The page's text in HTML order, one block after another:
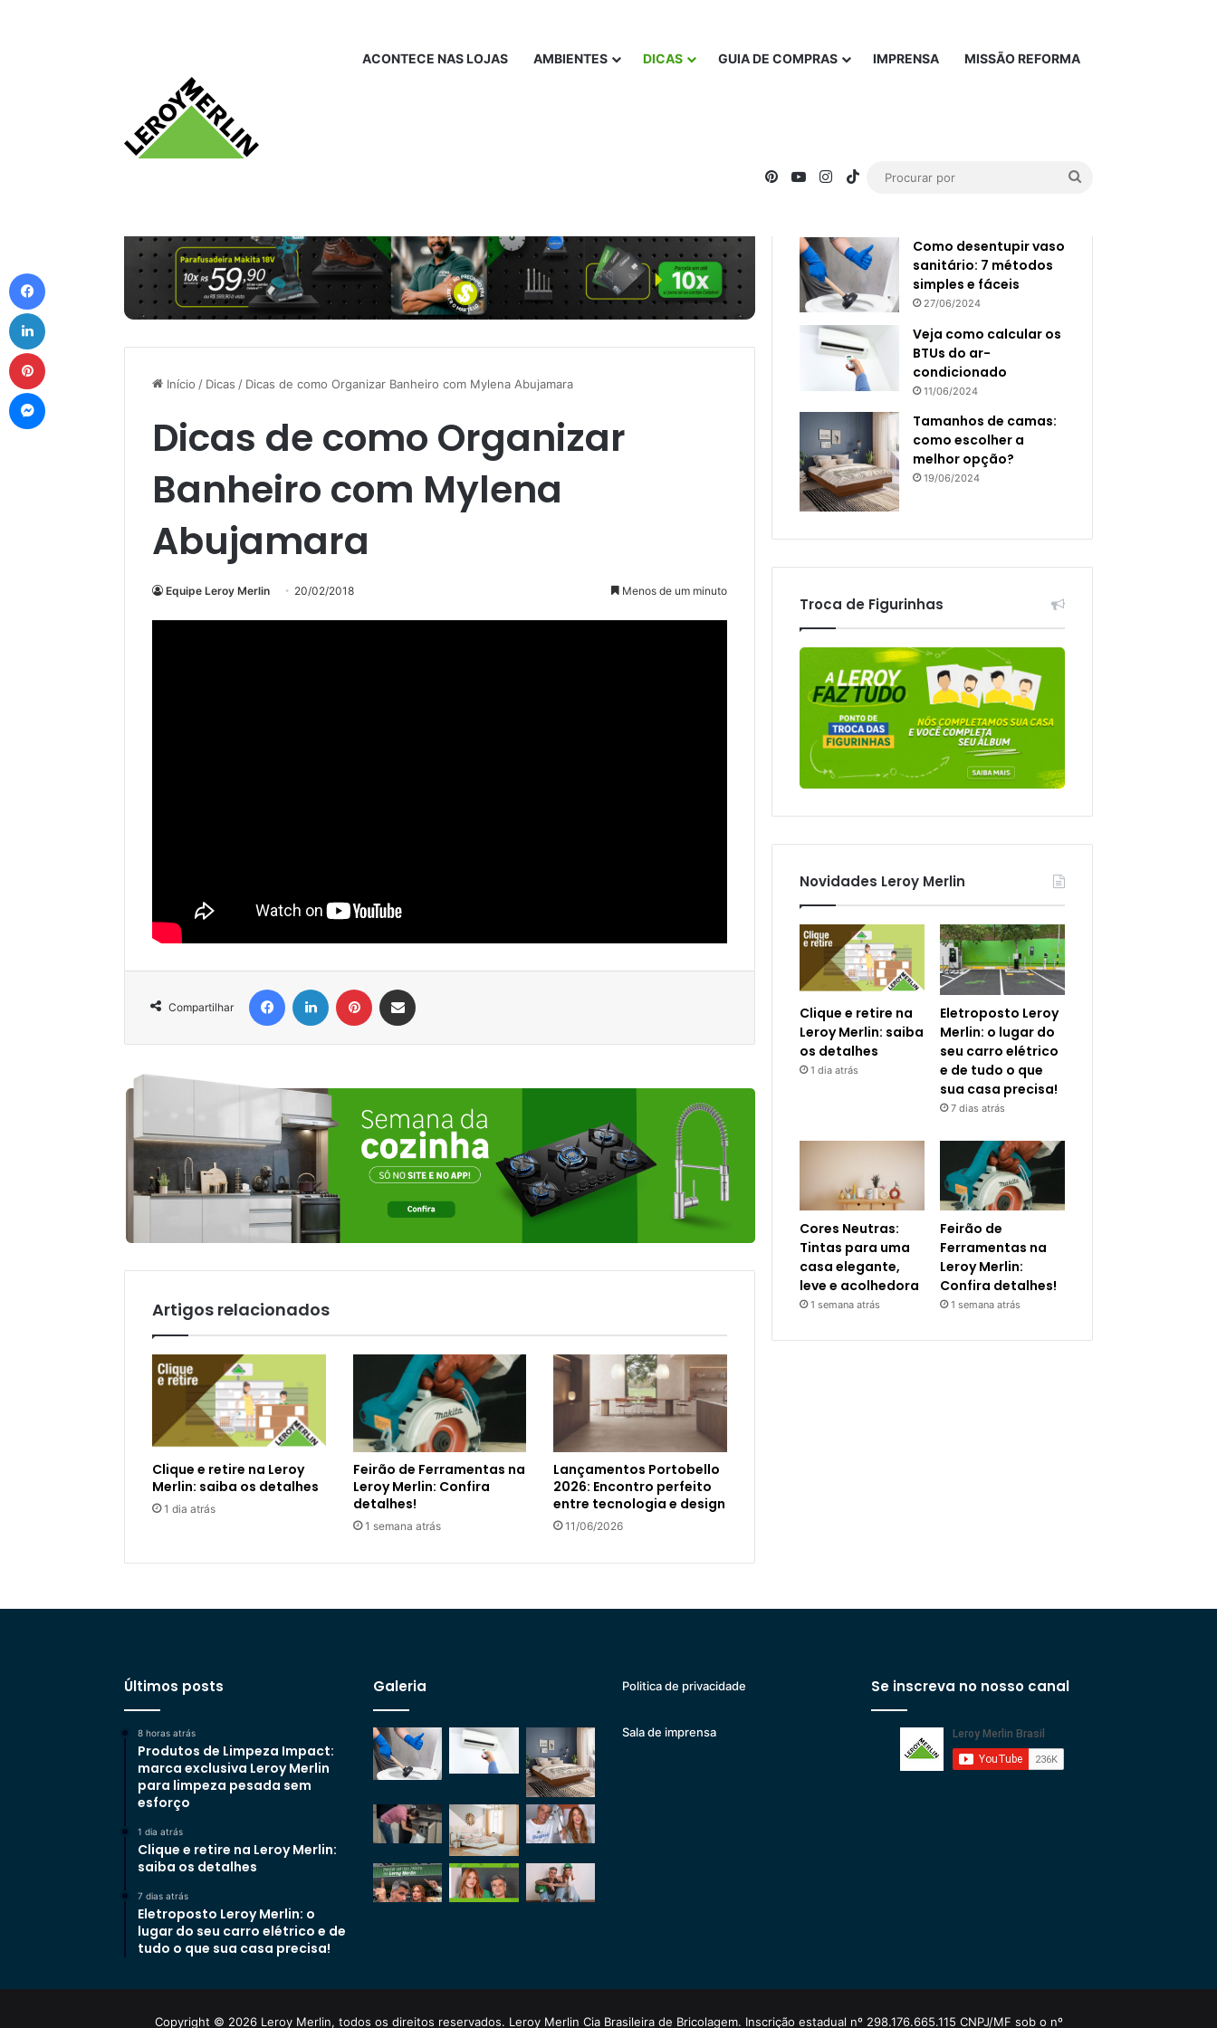
ACONTECE NAS LOJAS AMBIENTES DICAS GUIA DE COMPRAS IMPRENSA MISSÃO REFORMA
PinterestYouTubeInstagram
TikTok
Início / Dicas / Dicas de como Organizar Banheiro com Mylena Abujamara
Dicas de como Organizar
Banheiro com Mylena
Abujamara
Equipe Leroy Merlin 20/02/2018 Menos de um minuto
Compartilhar
FacebookLinkedin Pinterest
Artigos relacionados
Clique e retire na Leroy
Merlin: saiba os detalhes
1 dia atrás
Feirão de Ferramentas na
Leroy Merlin: Confira
detalhes!
1 semana atrás
Lançamentos Portobello
2026: Encontro perfeito
entre tecnologia e design
11/06/2026
Popular
Como desentupir vaso
sanitário: 7 métodos
simples e fáceis
27/06/2024
Veja como calcular os
BTUs do ar-
condicionado
11/06/2024
Tamanhos de camas:
como escolher a
melhor opção?
19/06/2024
Troca de Figurinhas
Novidades Leroy Merlin
Clique e retire na
Leroy Merlin: saiba
os detalhes
1 dia atrás
Eletroposto Leroy
Merlin: o lugar do
seu carro elétrico
e de tudo o que
sua casa precisa!
7 dias atrás
Cores Neutras:
Tintas para uma
casa elegante,
leve e acolhedora
1 semana atrás
Feirão de
Ferramentas na
Leroy Merlin:
Confira detalhes!
1 semana atrás
Últimos posts
8 horas atrás
Produtos de Limpeza Impact:
marca exclusiva Leroy Merlin
para limpeza pesada sem
esforço
1 dia atrás
Clique e retire na Leroy Merlin:
saiba os detalhes
7 dias atrás
Eletroposto Leroy Merlin: o
lugar do seu carro elétrico e de
tudo o que sua casa precisa!
Galeria Politica de privacidade
Sala de imprensa
Se inscreva no nosso canal
Copyright © 2026 Leroy Merlin, todos os direitos reservados. Leroy Merlin Cia Brasileira de Bricolagem. Inscrição estadual nº 298.176.665.115 CNPJ/MF sob o nº